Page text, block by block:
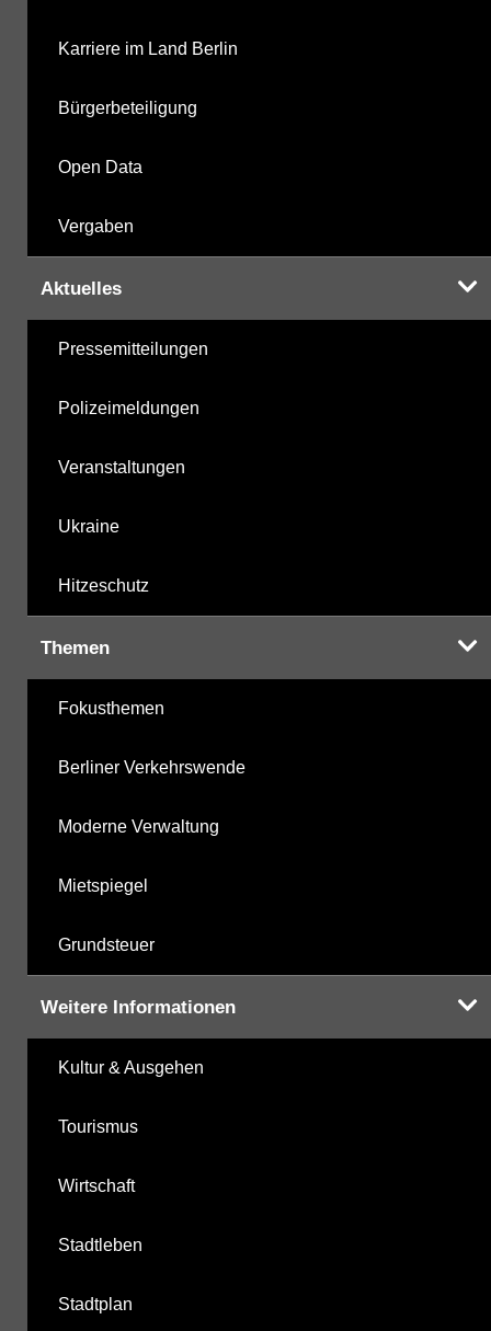
Karriere im Land Berlin
Bürgerbeteiligung
Open Data
Vergaben
Aktuelles
Pressemitteilungen
Polizeimeldungen
Veranstaltungen
Ukraine
Hitzeschutz
Themen
Fokusthemen
Berliner Verkehrswende
Moderne Verwaltung
Mietspiegel
Grundsteuer
Weitere Informationen
Kultur & Ausgehen
Tourismus
Wirtschaft
Stadtleben
Stadtplan